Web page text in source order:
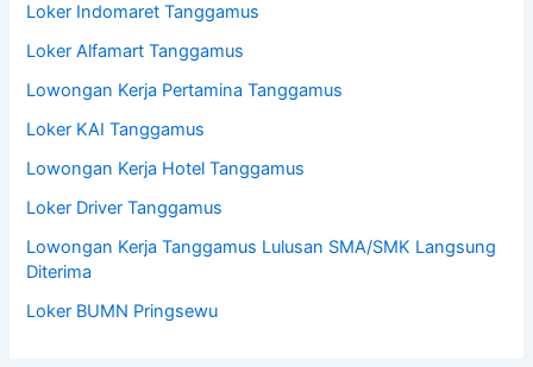
Loker Indomaret Tanggamus
Loker Alfamart Tanggamus
Lowongan Kerja Pertamina Tanggamus
Loker KAI Tanggamus
Lowongan Kerja Hotel Tanggamus
Loker Driver Tanggamus
Lowongan Kerja Tanggamus Lulusan SMA/SMK Langsung
Diterima
Loker BUMN Pringsewu